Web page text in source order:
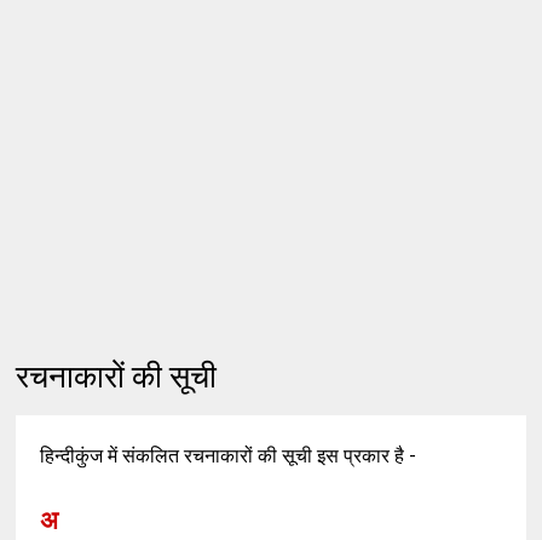
रचनाकारों की सूची
हिन्दीकुंज में संकलित रचनाकारों की सूची इस प्रकार है -
अ